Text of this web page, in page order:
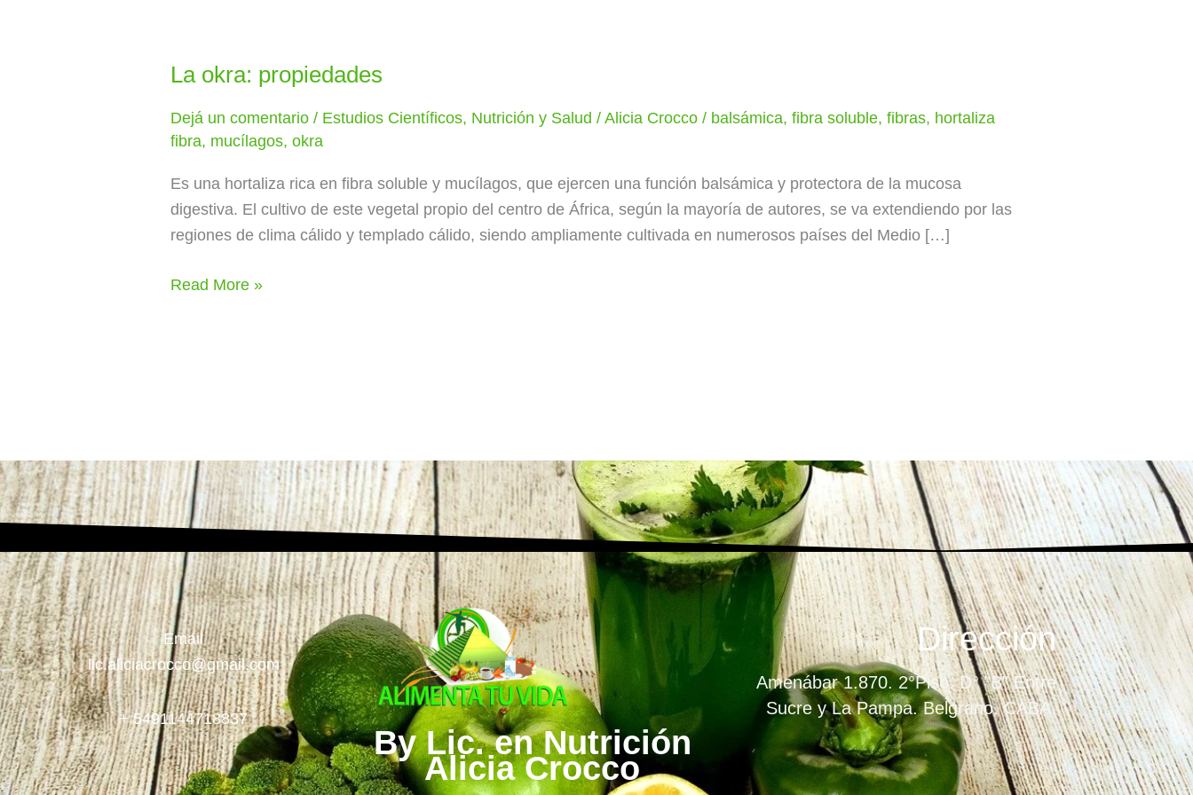
La okra: propiedades
Dejá un comentario / Estudios Científicos, Nutrición y Salud /Alicia Crocco/ balsámica,fibra soluble,fibras, hortaliza
fibra, mucílagos,okra
Es una hortaliza rica en fibra soluble y mucílagos, que ejercen una función balsámica y protectora de la mucosa
digestiva. El cultivo de este vegetal propio del centro de África, según la mayoría de autores, se va extendiendo por las
regiones de clima cálido y templado cálido, siendo ampliamente cultivada en numerosos países del Medio […]
La
propiedades
Read More »
Email
lic.aliciacrocco@gmail.com
+ 5491144718837
By Lic. en Nutrición
Alicia Crocco
Dirección
Amenábar 1.870. 2°Piso. D° "B" Entre
Sucre y La Pampa. Belgrano. CABA.